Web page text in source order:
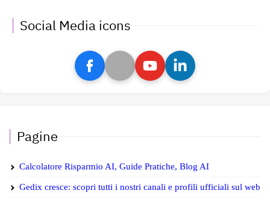
Social Media icons
Pagine
Calcolatore Risparmio AI, Guide Pratiche, Blog AI
Gedix cresce: scopri tutti i nostri canali e profili ufficiali sul web